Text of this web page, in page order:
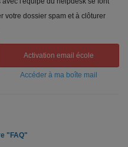
votre dossier spam et à clôturer
Activation email école
Accéder à ma boîte mail
"FAQ"